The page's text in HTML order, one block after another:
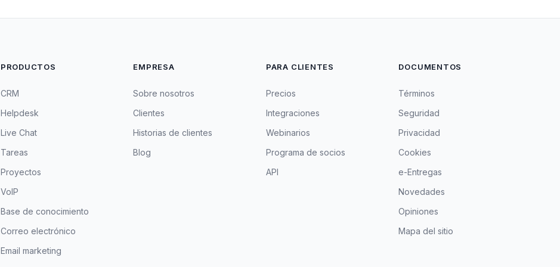
PRODUCTOS
CRM
Helpdesk
Live Chat
Tareas
Proyectos
VoIP
Base de conocimiento
Correo electrónico
Email marketing
EMPRESA
Sobre nosotros
Clientes
Historias de clientes
Blog
PARA CLIENTES
Precios
Integraciones
Webinarios
Programa de socios
API
DOCUMENTOS
Términos
Seguridad
Privacidad
Cookies
e-Entregas
Novedades
Opiniones
Mapa del sitio